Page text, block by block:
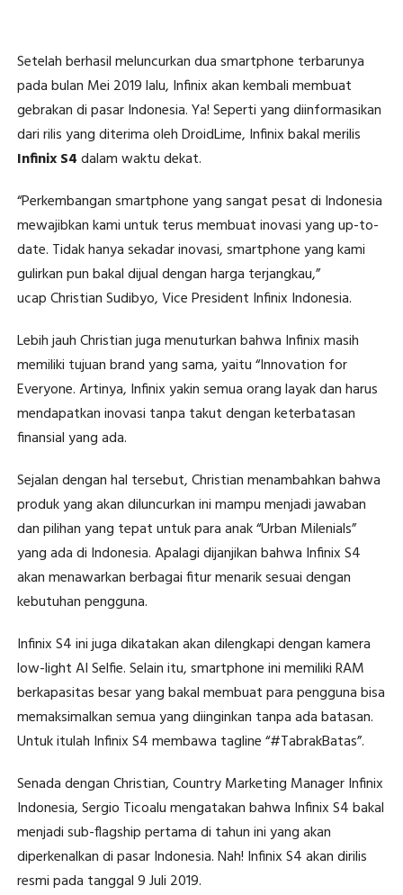
Setelah berhasil meluncurkan dua smartphone terbarunya
pada bulan Mei 2019 lalu, Infinix akan kembali membuat
gebrakan di pasar Indonesia. Ya! Seperti yang diinformasikan
dari rilis yang diterima oleh DroidLime, Infinix bakal merilis
Infinix S4dalam waktu dekat.
“Perkembangan smartphone yang sangat pesat di Indonesia
mewajibkan kami untuk terus membuat inovasi yang up-to-
date. Tidak hanya sekadar inovasi, smartphone yang kami
gulirkan pun bakal dijual dengan harga terjangkau,”
ucap Christian Sudibyo, Vice President Infinix Indonesia.
Lebih jauh Christian juga menuturkan bahwa Infinix masih
memiliki tujuan brand yang sama, yaitu “Innovation for
Everyone. Artinya, Infinix yakin semua orang layak dan harus
mendapatkan inovasi tanpa takut dengan keterbatasan
finansial yang ada.
Sejalan dengan hal tersebut, Christian menambahkan bahwa
produk yang akan diluncurkan ini mampu menjadi jawaban
dan pilihan yang tepat untuk para anak “Urban Milenials”
yang ada di Indonesia. Apalagi dijanjikan bahwa Infinix S4
akan menawarkan berbagai fitur menarik sesuai dengan
kebutuhan pengguna.
Infinix S4 ini juga dikatakan akan dilengkapi dengan kamera
low-light AI Selfie. Selain itu, smartphone ini memiliki RAM
berkapasitas besar yang bakal membuat para pengguna bisa
memaksimalkan semua yang diinginkan tanpa ada batasan.
Untuk itulah Infinix S4 membawa tagline “#TabrakBatas”.
Senada dengan Christian, Country Marketing Manager Infinix
Indonesia, Sergio Ticoalu mengatakan bahwa Infinix S4 bakal
menjadi sub-flagship pertama di tahun ini yang akan
diperkenalkan di pasar Indonesia. Nah! Infinix S4 akan dirilis
resmi pada tanggal 9 Juli 2019.